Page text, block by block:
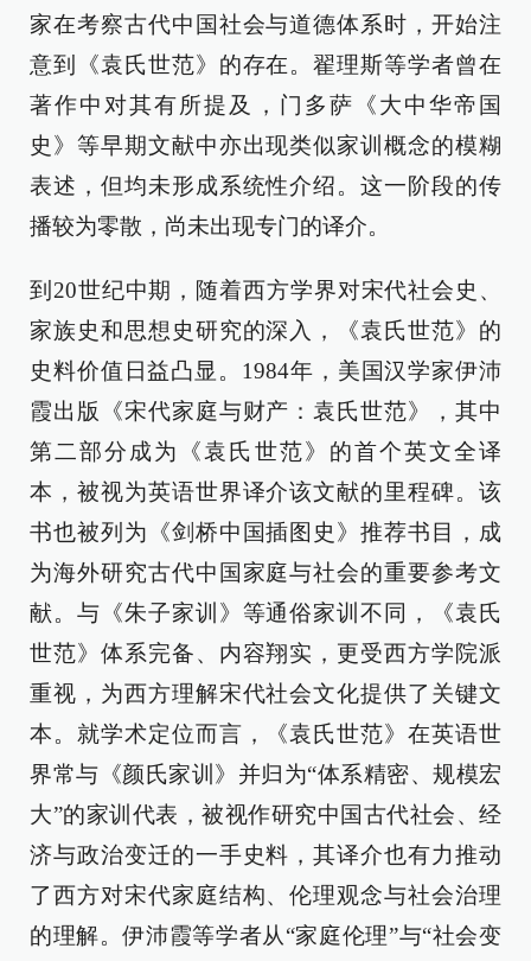
家在考察古代中国社会与道德体系时，开始注
意到《袁氏世范》的存在。翟理斯等学者曾在
著作中对其有所提及，门多萨《大中华帝国
史》等早期文献中亦出现类似家训概念的模糊
表述，但均未形成系统性介绍。这一阶段的传
播较为零散，尚未出现专门的译介。
到20世纪中期，随着西方学界对宋代社会史、
家族史和思想史研究的深入，《袁氏世范》的
史料价值日益凸显。1984年，美国汉学家伊沛
霞出版《宋代家庭与财产：袁氏世范》，其中
第二部分成为《袁氏世范》的首个英文全译
本，被视为英语世界译介该文献的里程碑。该
书也被列为《剑桥中国插图史》推荐书目，成
为海外研究古代中国家庭与社会的重要参考文
献。与《朱子家训》等通俗家训不同，《袁氏
世范》体系完备、内容翔实，更受西方学院派
重视，为西方理解宋代社会文化提供了关键文
本。就学术定位而言，《袁氏世范》在英语世
界常与《颜氏家训》并归为“体系精密、规模宏
大”的家训代表，被视作研究中国古代社会、经
济与政治变迁的一手史料，其译介也有力推动
了西方对宋代家庭结构、伦理观念与社会治理
的理解。伊沛霞等学者从“家庭伦理”与“社会变